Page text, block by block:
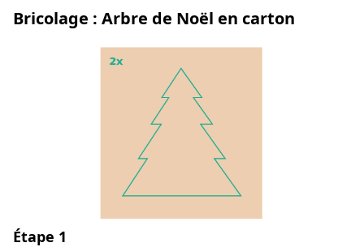
Bricolage : Arbre de Noël en carton
Étape 1